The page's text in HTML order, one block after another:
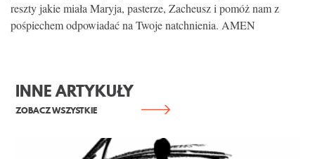
reszty jakie miała Maryja, pasterze, Zacheusz i pomóż nam z
pośpiechem odpowiadać na Twoje natchnienia. AMEN
INNE ARTYKUŁY
ZOBACZ WSZYSTKIE